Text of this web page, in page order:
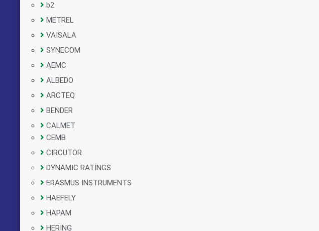
b2
METREL
VAISALA
SYNECOM
AEMC
ALBEDO
ARCTEQ
BENDER
CALMET
CEMB
CIRCUTOR
DYNAMIC RATINGS
ERASMUS INSTRUMENTS
HAEFELY
HAPAM
HERING